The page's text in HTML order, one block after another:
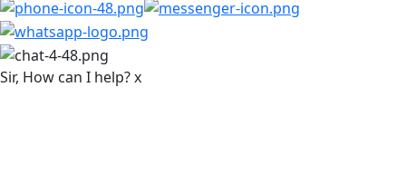
Sir, How can I help?x